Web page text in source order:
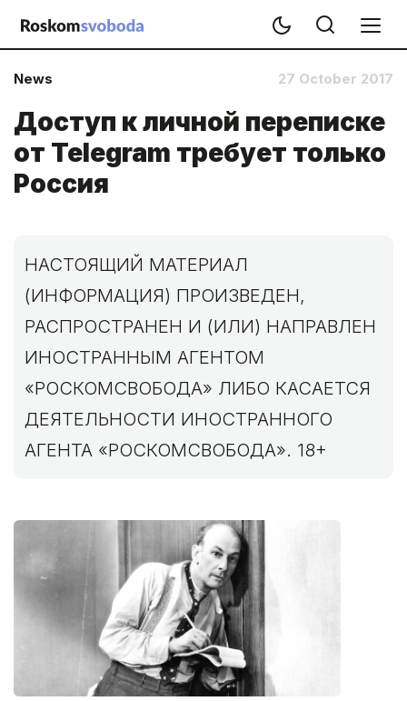
News 27 October 2017
Доступ к личной переписке
от Telegram требует только
Россия
НАСТОЯЩИЙ МАТЕРИАЛ
(ИНФОРМАЦИЯ) ПРОИЗВЕДЕН,
РАСПРОСТРАНЕН И (ИЛИ) НАПРАВЛЕН
ИНОСТРАННЫМ АГЕНТОМ
«РОСКОМСВОБОДА» ЛИБО КАСАЕТСЯ
ДЕЯТЕЛЬНОСТИ ИНОСТРАННОГО
АГЕНТА «РОСКОМСВОБОДА». 18+